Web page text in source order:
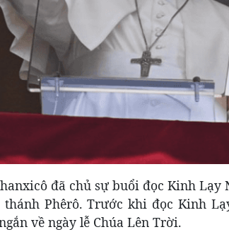
đã chủ sự buổi đọc Kinh
Phêrô. Trước khi đọc Kinh
về ngày lễ Chúa Lên Trời.